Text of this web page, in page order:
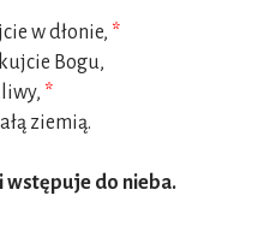
w dłonie, *
Bogu,
*
ziemią.
wstępuje do nieba.